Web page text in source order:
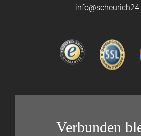
Verbunden